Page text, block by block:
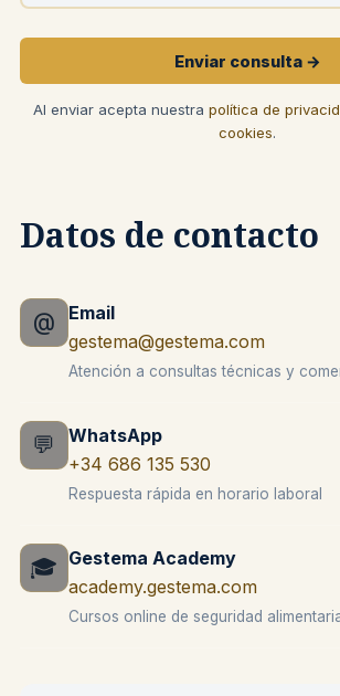
Enviar consulta →
Al enviar acepta nuestra política de
cookies.
Datos de contacto
@
Email
gestema@gestema.com
Atención a consultas técnicas y
💬
WhatsApp
+34 686 135 530
Respuesta rápida en horario laboral
🎓 Gestema Academy
academy.gestema.com
Cursos online de seguridad